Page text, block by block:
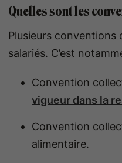
Quelles sont les
Plusieurs conventions
salariés. C’est
Convention
vigueur dans la
Convention
alimentaire.